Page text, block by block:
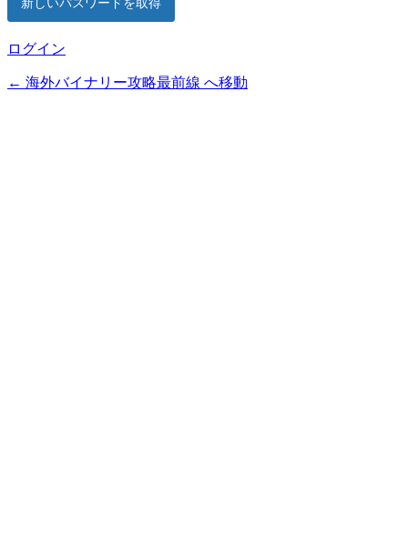
ログイン
← 海外バイナリー攻略最前線 へ移動